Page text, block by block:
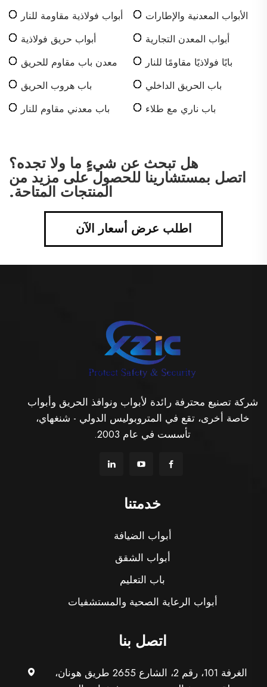
الأبواب المعدنية والإطارات
أبواب فولاذية مقاومة للنار
أبواب المعدن التجارية
أبواب حريق فولاذية
بابًا فولاذيًا مقاومًا للنار
معدن باب مقاوم للحريق
باب الحريق الداخلي
باب هروب الحريق
باب ناري مع طلاء
باب معدني مقاوم للنار
هل تبحث عن شيءٍ ما ولا تجده؟
اتصل بمستشارينا للحصول على مزيد من
المنتجات المتاحة.
اطلب عرض أسعار الآن
شركة تصنيع محترفة رائدة لأبواب ونوافذ الحريق وأبواب
خاصة أخرى، تقع في المتروبوليس الدولي - شنغهاي،
تأسست في عام 2003.
خدمتنا
أبواب الضيافة
أبواب الشقق
باب التعليم
أبواب الرعاية الصحية والمستشفيات
اتصل بنا
الغرفة 101، رقم 2، الشارع 2655 طريق هونان،